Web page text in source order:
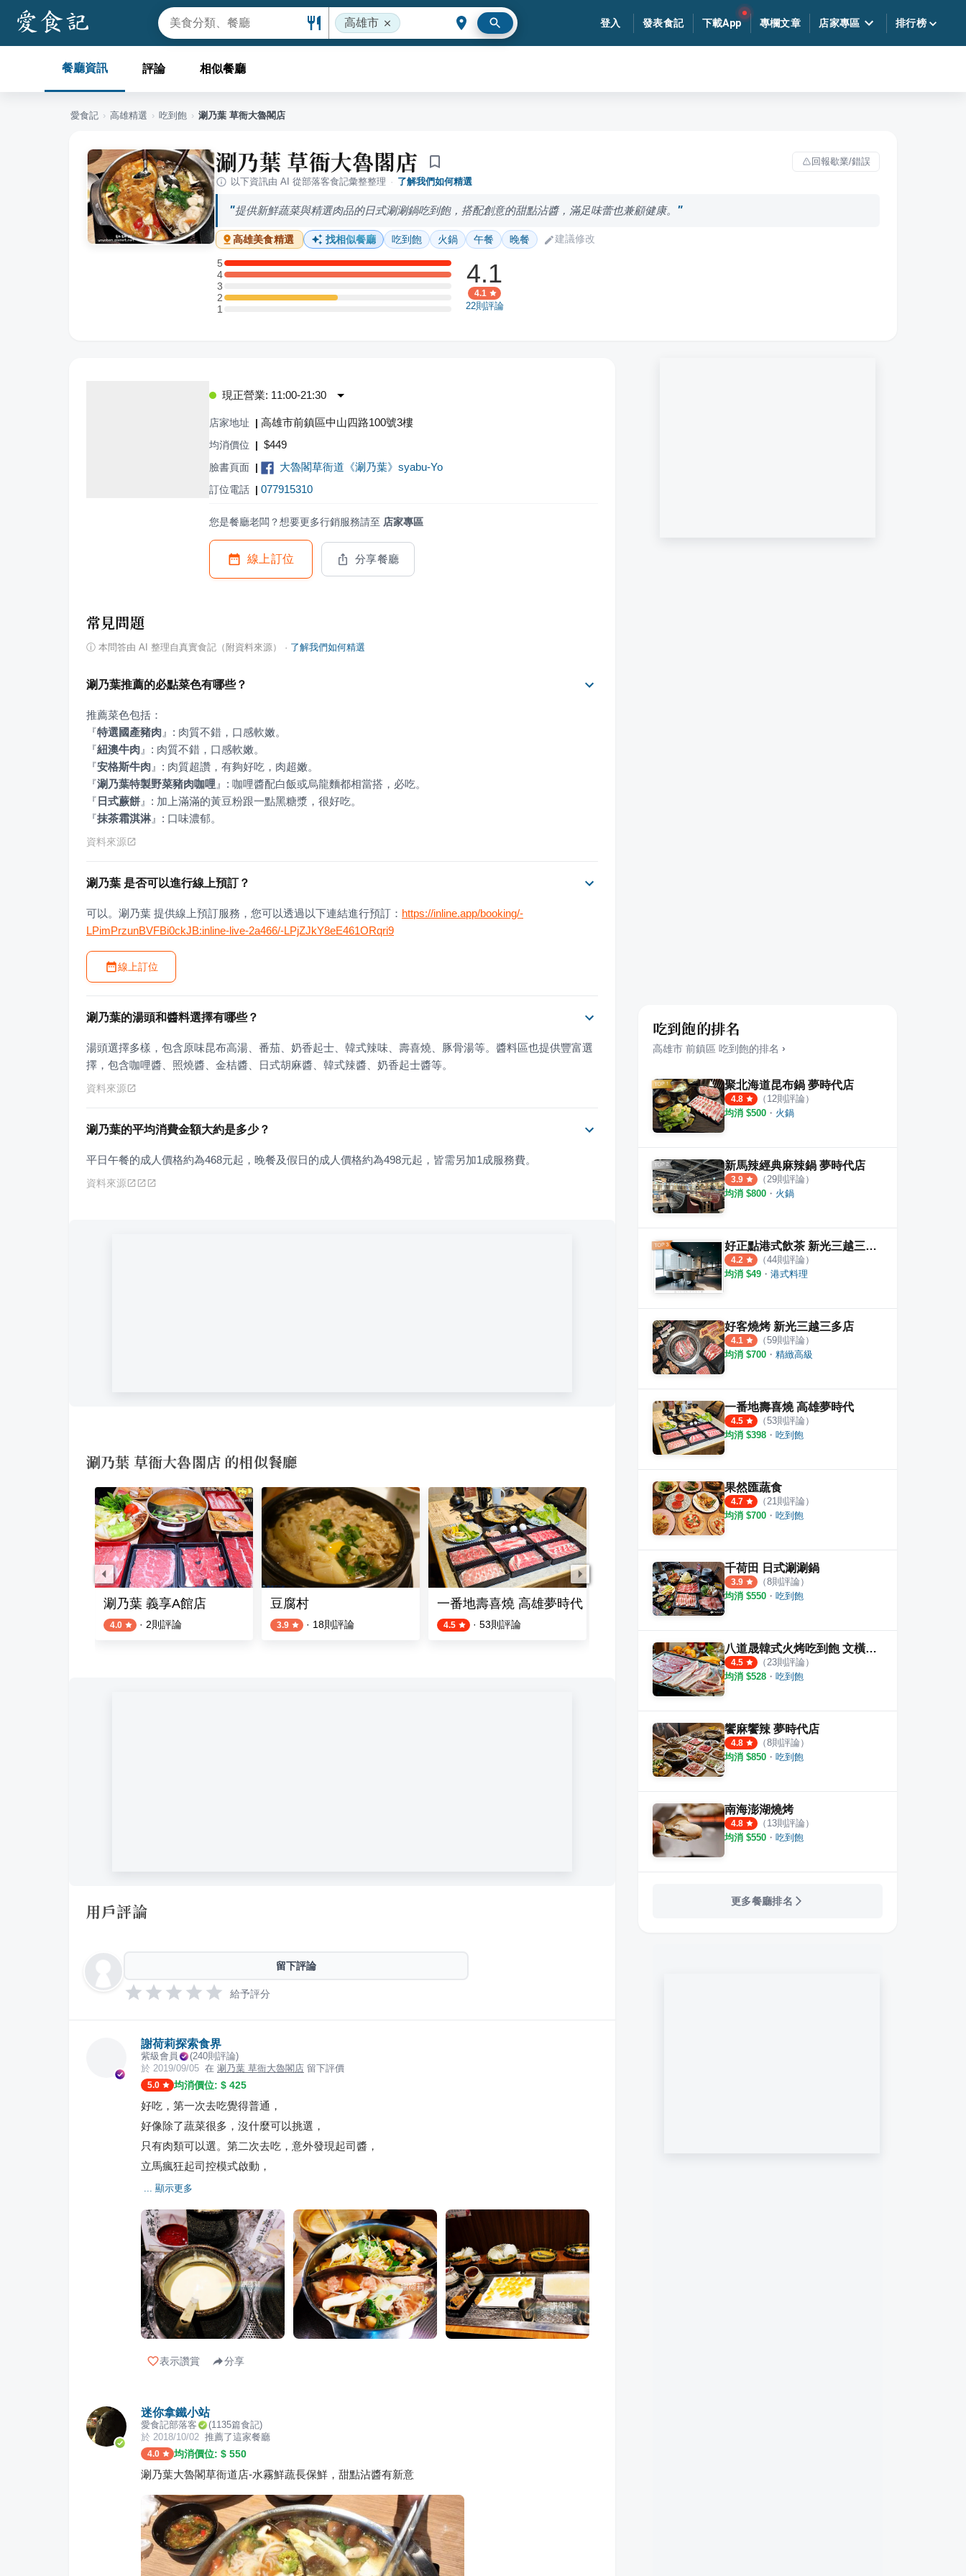
高雄市 登入 發表食記 下載App 專欄文章 店家專區 排行榜
餐廳資訊 評論 相似餐廳
愛食記 › 高雄精選 › 吃到飽 › 涮乃葉 草衙大魯閣店
涮乃葉 草衙大魯閣店
回報歇業/錯誤
以下資訊由 AI 從部落客食記彙整整理 · 了解我們如何精選
提供新鮮蔬菜與精選肉品的日式涮涮鍋吃到飽，搭配創意的甜點沾醬，滿足味蕾也兼顧健康。
高雄美食精選 找相似餐廳 吃到飽 火鍋 午餐 晚餐 建議修改
5
5 星：2 則評論
4
4 星：2 則評論
3
3 星：0 則評論
2
2 星：1 則評論
11 星：0 則評論
4.1
4.1
22則評論
現正營業: 11:00-21:30
店家地址 | 高雄市前鎮區中山四路100號3樓
均消價位 | $449
臉書頁面 | 大魯閣草衙道《涮乃葉》syabu-Yo
訂位電話 | 077915310
您是餐廳老闆？想要更多行銷服務請至 店家專區
線上訂位 分享餐廳
常見問題
ⓘ 本問答由 AI 整理自真實食記（附資料來源） · 了解我們如何精選
涮乃葉推薦的必點菜色有哪些？
『特選國產豬肉 』
『紐澳牛肉 』
『安格斯牛肉 』
『涮乃葉特製野菜豬肉咖哩 』
『 日式蕨餅 』
『抹茶霜淇淋』 : 口味濃郁。
資料來源
涮乃葉 是否可以進行線上預訂？
可以。涮乃葉 提供線上預訂服務，您可以透過以下連結進行預訂： https://inline.app/booking/-
LPimPrzunBVFBi0ckJB:inline-live-2a466/-LPjZJkY8eE461ORqri9
線上訂位
涮乃葉的湯頭和醬料選擇有哪些？
湯頭選擇多樣，包含原味昆布高湯、番茄、奶香起士、韓式辣味、壽喜燒、豚骨湯等。醬料區也提供豐富選
擇，包含咖哩醬、照燒醬、金桔醬、日式胡麻醬、韓式辣醬、奶香起士醬等。
資料來源
涮乃葉的平均消費金額大約是多少？
平日午餐的成人價格約為468元起，晚餐及假日的成人價格約為498元起，皆需另加1成服務費。
資料來源
涮乃葉 草衙大魯閣店 的相似餐廳
涮乃葉 義享A館店
4.0 · 2則評論
豆腐村
3.9 · 18則評論
一番地壽喜燒 高雄夢時代
4.5 · 53則評論
舞古賀涮涮屋 高雄華榮店 金源日式涮涮鍋總店
用戶評論
留下評論
給予評分
謝荷莉探索食界
紫級會員 (240則評論)
於 2019/09/05 在 涮乃葉 草衙大魯閣店 留下評價
5.0 均消價位: $ 425
好吃，第一次去吃覺得普通，
好像除了蔬菜很多，沒什麼可以挑選，
只有肉類可以選。第二次去吃，意外發現起司醬，
立馬瘋狂起司控模式啟動，
... 顯示更多
表示讚賞 分享
迷你拿鐵小站
愛食記部落客 (1135篇食記)
於 2018/10/02 推薦了這家餐廳
4.0 均消價位: $ 550
涮乃葉大魯閣草衙道店-水霧鮮蔬長保鮮，甜點沾醬有新意
吃到飽的排名
高雄市 前鎮區 吃到飽的排名 ›
聚北海道昆布鍋 夢時代店
4.8 （ 12則評論）
均消 $500 ・ 火鍋
新馬辣經典麻辣鍋 夢時代店
3.9 （ 29則評論）
均消 $800 ・ 火鍋
好正點港式飲茶 新光三越三多店
4.2 （44則評論）
均消 $49 ・ 港式料理
好客燒烤 新光三越三多店
4.1 （59則評論）
均消 $700 ・ 精緻高級
一番地壽喜燒 高雄夢時代
4.5 （53則評論）
均消 $398 ・ 吃到飽
果然匯蔬食
4.7 （ 21 則評論）
均消 $700 ・ 吃到飽
千荷田 日式涮涮鍋
3.9 （8則評論）
均消 $550 ・ 吃到飽
八道晟韓式火烤吃到飽 文橫旗艦店
4.5 （ 23則評論）
均消 $528 ・ 吃到飽
饗麻饗辣 夢時代店
4.8 （8則評論）
均消 $850 ・ 吃到飽
南海澎湖燒烤
4.8 （ 13則評論）
均消 $550 ・ 吃到飽
更多餐廳排名